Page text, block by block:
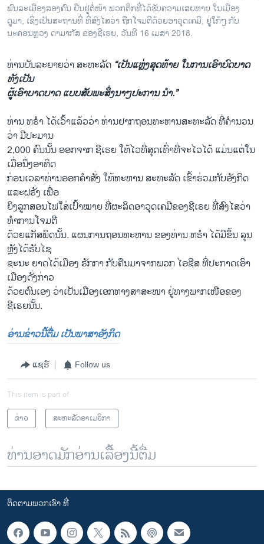
ພົນລະເມືອງສອງຄົນ ຢືນຢູ່ຕໍ່ໜ້າ ພວກຕຶກທີ່ໄດ້ຮັບຄວາມເສຍຫາຍ ໃນເມືອງ
ດູມາ, ເຊິ່ງເປັນສະຖານທີ່ ທີ່ສົງໄສວ່າ ຖືກໂຈມຕີດ້ວຍອາວຸດເຄມີ, ຢູ່ໃກ້ໆ ກັບ
ນະຄອນຫຼວງ ດາມາກັສ ຂອງຊີເຣຍ, ວັນທີ 16 ເມສາ 2018.
ທ່ານບັນລະຍາຍວ່າ ສະຫະລັດ “ເປັນແຫຼ່ງສຸດທ້າຍ ໃນການເອົາບົດບາດ
ທັງເປັນ
ຜູ້ເອົາບາດບາດ ແບບສັບພະສິ່ງນາໆປະການ ນຳ.”
ທ່ານ ທຣຳ ໄດ້ເວົ້າແລ້ວວ່າ ທ່ານຢາກຖອນທະຫານສະຫະລັດ ທີ່ຄຳນວນ
ວ່າ ມີປະມານ
2,000 ຄົນນັ້ນ ອອກຈາກ ຊີເຣຍ ໃຫ້ໄວທີ່ສຸດເທົ່າທີ່ຈະໄວໄດ້ ແມ່ນແຕ່ໃນ
ເມື່ອນຶ່ງອາທິດ
ກ່ອນເວລາທ່ານອອກຄຳສັ່ງ ໃຫ້ທະຫານ ສະຫະລັດ ເຂົ້າຮ່ວມກັບອັງກິດ
ແລະຝຣັ່ງ ເພື່ອ
ຍິງລູກສອນໄຟໃສ່ເປົ້າໝາຍ ທີ່ຜະລິດອາວຸດເຄມີຂອງຊີເຣຍ ທີ່ສົງໄສວ່າ
ທຳການໂຈມຕີ
ດ້ວຍແກັສພິດນັ້ນ. ແຜນການຖອນທະຫານ ຂອງທ່ານ ທຣຳ ໄດ້ມີຂຶ້ນ ລຸນ
ຫຼັງໄດ້ຮັບໄຊ
ຊະນະ ຍາດໄດ້ເມືອງ ຣັກກາ ກັບຄືນມາຈາກພວກ ໄອຊີສ ທີ່ປະກາດເອົາ
ເມືອງດັ່ງກ່າວ
ດ້ວຍຕົນເອງ ວ່າເປັນເມືອງເອກທາງສາສະໜາ ຢູ່ທາງພາກເໜືອຂອງ
ຊີເຣຍນັ້ນ.
ອ່ານຂ່າວນີ້ຕື່ມ ເປັນພາສາອັງກິດ
ແຊຣ໌ Follow us
This item is part of
ຂ່າວ
ສະຫະລັດອາເມຣິກາ
ທ່ານອາດມັກອ່ານເລື້ອງນີ້ຕື່ມ
ຕິດຕາມພວກເຮົາ ທີ່